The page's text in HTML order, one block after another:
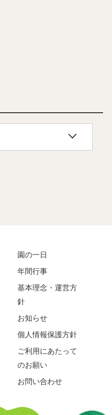
園の一日
年間行事
基本理念・運営方
針
お知らせ
個人情報保護方針
ご利用にあたって
のお願い
お問い合わせ